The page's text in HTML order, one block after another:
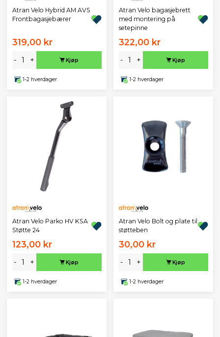
Atran Velo Hybrid AM AVS
Frontbagasjebærer
319,00 kr
- + Kjøp
1-2 hverdager
Atran Velo bagasjebrett
med montering på
setepinne
322,00 kr
- + Kjøp
1-2 hverdager
Atran Velo Parko HV KSA
Støtte 24
123,00 kr
- + Kjøp
1-2 hverdager
Atran Velo Bolt og plate til
støtteben
30,00 kr
- + Kjøp
1-2 hverdager